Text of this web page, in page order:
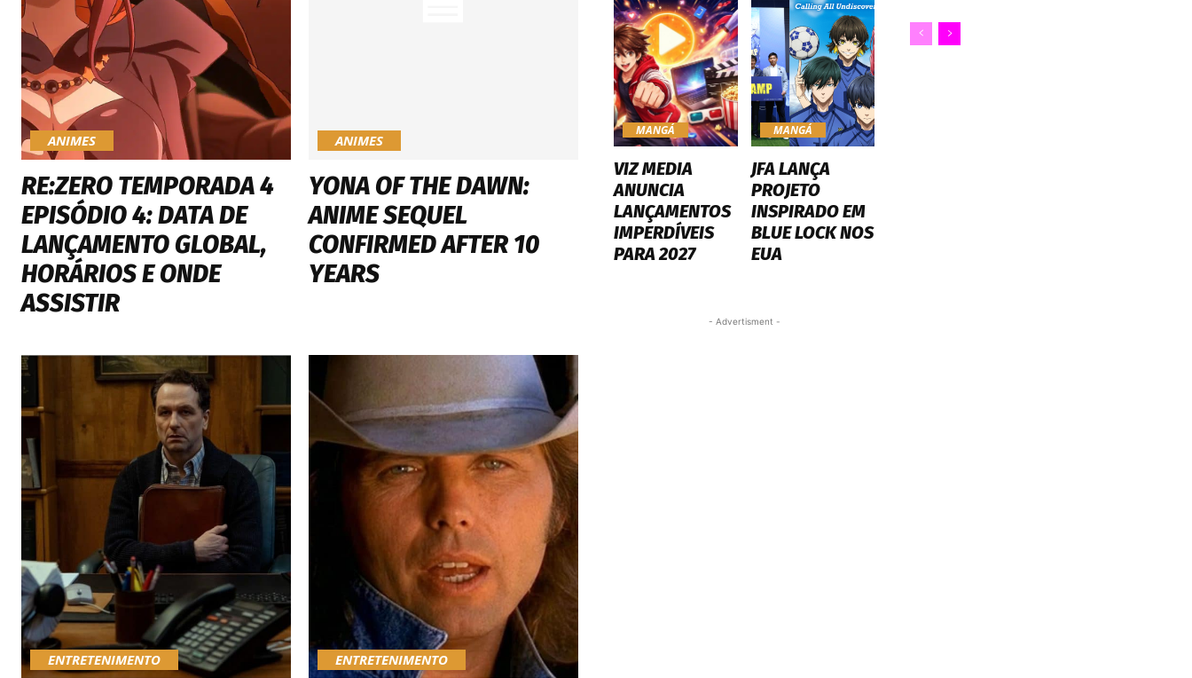
ANIMES
RE:ZERO TEMPORADA 4
EPISÓDIO 4: DATA DE
LANÇAMENTO GLOBAL,
HORÁRIOS E ONDE
ASSISTIR
ANIMES
YONA OF THE DAWN:
ANIME SEQUEL
CONFIRMED AFTER 10
YEARS
ENTRETENIMENTO ENTRETENIMENTO
MANGÁ
VIZ MEDIA
ANUNCIA
LANÇAMENTOS
IMPERDÍVEIS
PARA 2027
MANGÁ
JFA LANÇA
PROJETO
INSPIRADO EM
BLUE LOCK NOS
EUA
- Advertisment -